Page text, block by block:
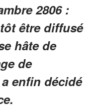
2806 :
être diffusé
hâte de
de
enfin décidé